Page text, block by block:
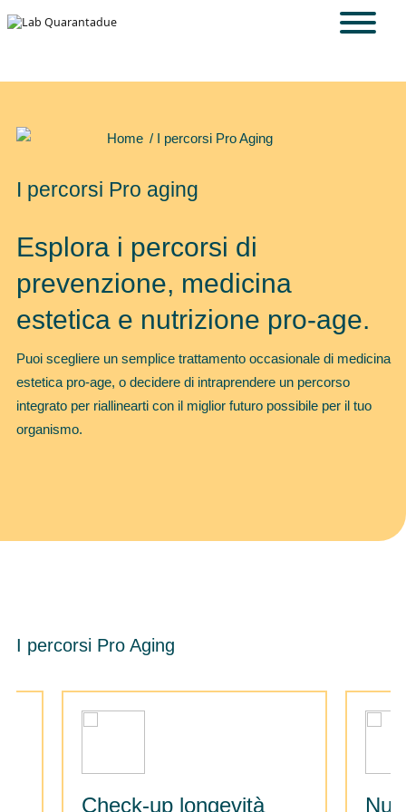
Home / I percorsi Pro Aging
I percorsi Pro aging
Esplora i percorsi di
prevenzione, medicina
estetica e nutrizione pro-age.
Puoi scegliere un semplice trattamento occasionale di medicina
estetica pro-age, o decidere di intraprendere un percorso
integrato per riallinearti con il miglior futuro possibile per il tuo
organismo.
I percorsi Pro Aging
Check-up longevità